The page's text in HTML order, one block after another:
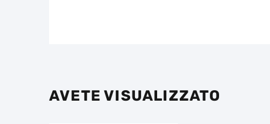
AVETE VISUALIZZATO